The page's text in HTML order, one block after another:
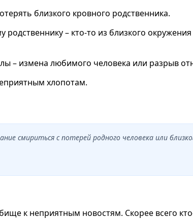
близкого кровного родственника.
– кто-то из близкого
– измена любимого человека или разрыв
хлопотам.
смириться с потерей родного человека или
к неприятным новостям. Скорее всего